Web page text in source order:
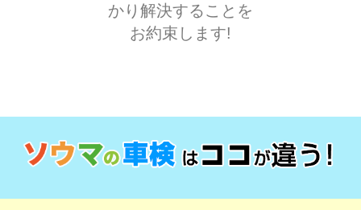
かり解決することを
お約束します!